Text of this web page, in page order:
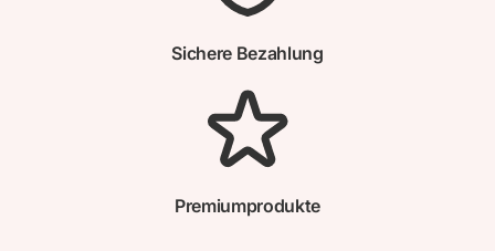
Sichere Bezahlung
Premiumprodukte